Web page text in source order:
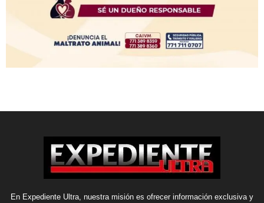
En Expediente Ultra, nuestra misión es ofrecer información exclusiva y